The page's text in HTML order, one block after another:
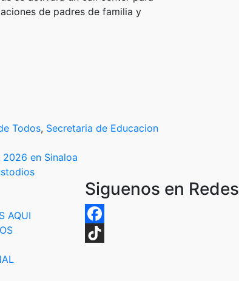
de padres de familia y
Todos, Secretaria de Educacion
en Sinaloa
AQUI
Siguenos en Redes
Facebook